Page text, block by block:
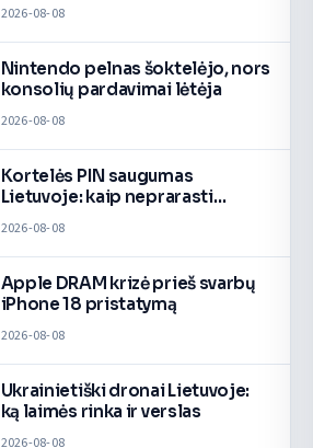
2026-08-08
Nintendo pelnas šoktelėjo, nors
konsolių pardavimai lėtėja
2026-08-08
Kortelės PIN saugumas
Lietuvoje: kaip neprarasti
2026-08-08
Apple DRAM krizė prieš svarbų
iPhone 18 pristatymą
2026-08-08
Ukrainietiški dronai Lietuvoje:
ką laimės rinka ir verslas
2026-08-08